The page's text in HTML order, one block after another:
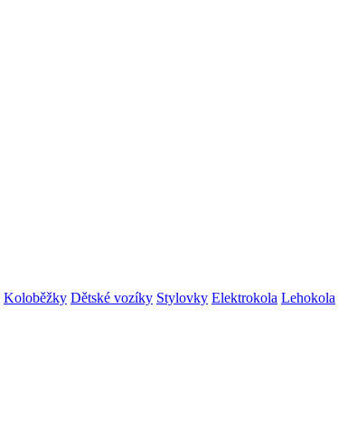
Koloběžky Dětské vozíky Stylovky Elektrokola Lehokola